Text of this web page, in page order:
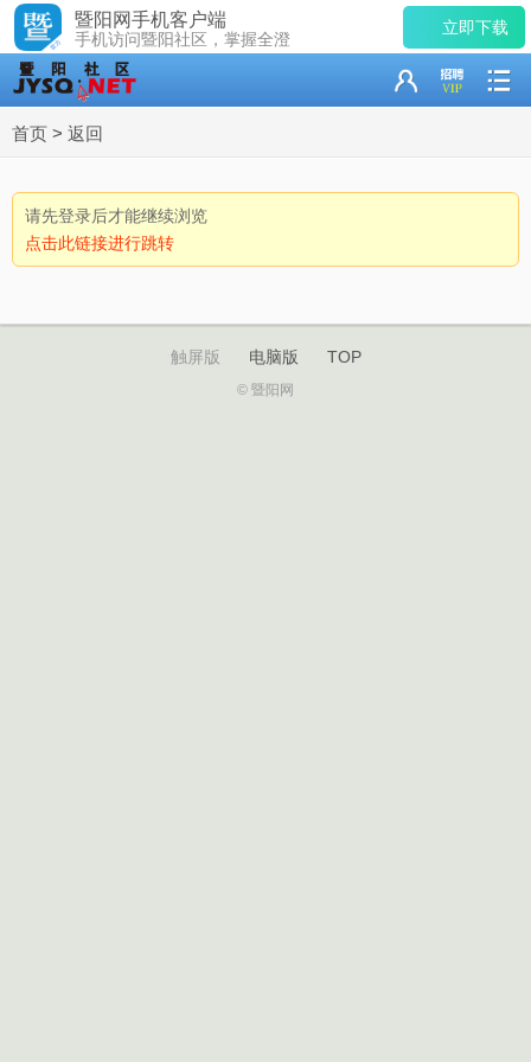
暨阳网手机客户端
手机访问暨阳社区，掌握全澄
立即下载
首页 > 返回
请先登录后才能继续浏览
点击此链接进行跳转
触屏版 电脑版 TOP
© 暨阳网